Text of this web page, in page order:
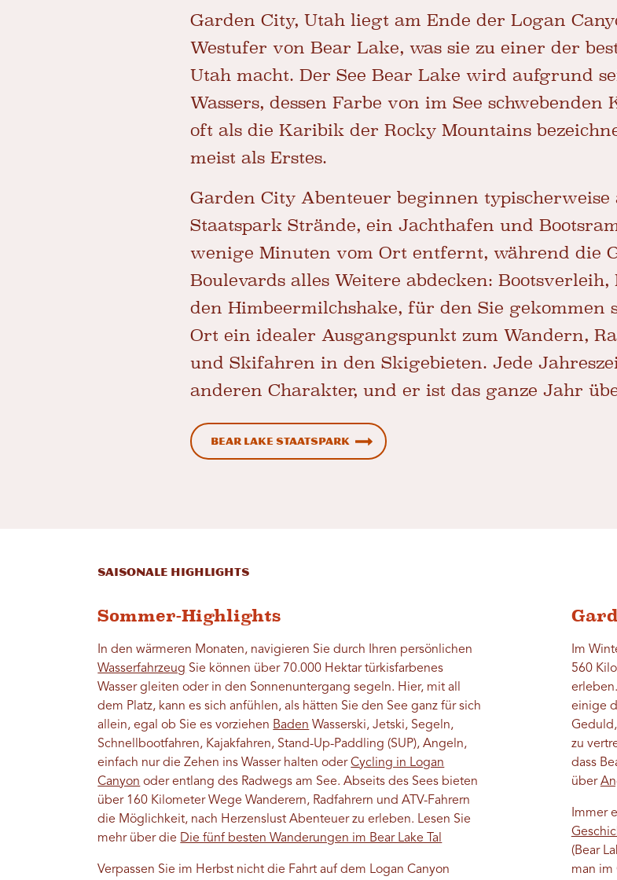
Garden City, Utah liegt am Ende der Logan
Westufer von Bear Lake, was sie zu einer der
Utah macht. Der See Bear Lake wird aufgrund
Wassers, dessen Farbe von im See
oft als die Karibik der Rocky Mountains
meist als Erstes.
Garden City Abenteuer beginnen typischerweise
Staatspark Strände, ein Jachthafen und
wenige Minuten vom Ort entfernt, während die
Boulevards alles Weitere abdecken:
den Himbeermilchshake, für den Sie gekommen
Ort ein idealer Ausgangspunkt zum Wandern,
und Skifahren in den Skigebieten. Jede
anderen Charakter, und er ist das ganze Jahr
Bear Lake Staatspark
Saisonale Highlights
Sommer-Highlights
In den wärmeren Monaten, navigieren Sie durch Ihren persönlichen
Wasserfahrzeug Sie können über 70.000 Hektar türkisfarbenes
Wasser gleiten oder in den Sonnenuntergang segeln. Hier, mit all
dem Platz, kann es sich anfühlen, als hätten Sie den See ganz für sich
allein, egal ob Sie es vorziehen Baden Wasserski, Jetski, Segeln,
Schnellbootfahren, Kajakfahren, Stand-Up-Paddling (SUP), Angeln,
einfach nur die Zehen ins Wasser halten oderCycling in Logan
Canyon oder entlang des Radwegs am See. Abseits des Sees bieten
über 160 Kilometer Wege Wanderern, Radfahrern und ATV-Fahrern
die Möglichkeit, nach Herzenslust Abenteuer zu erleben. Lesen Sie
mehr über die Die fünf besten Wanderungen im Bear Lake Tal
Verpassen Sie im Herbst nicht die Fahrt auf dem Logan Canyon
Im
560
einige
zu
dass
über
Immer
(Bear
man im